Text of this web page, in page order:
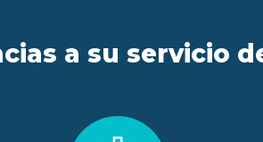
a su servicio